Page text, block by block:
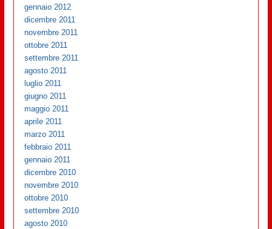
gennaio 2012
dicembre 2011
novembre 2011
ottobre 2011
settembre 2011
agosto 2011
luglio 2011
giugno 2011
maggio 2011
aprile 2011
marzo 2011
febbraio 2011
gennaio 2011
dicembre 2010
novembre 2010
ottobre 2010
settembre 2010
agosto 2010